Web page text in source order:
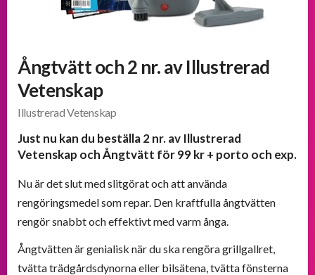
Ångtvätt och 2 nr. av Illustrerad
Vetenskap
Illustrerad Vetenskap
Just nu kan du beställa 2 nr. av Illustrerad
Vetenskap och Ångtvätt för 99 kr + porto och exp.
Nu är det slut med slitgörat och att använda
rengöringsmedel som repar. Den kraftfulla ångtvätten
rengör snabbt och effektivt med varm ånga.
Ångtvätten är genialisk när du ska rengöra grillgallret,
tvätta trädgårdsdynorna eller bilsätena, tvätta fönsterna
välkomsterbjudanden
Erbjudanden
BOKKLUBBAR